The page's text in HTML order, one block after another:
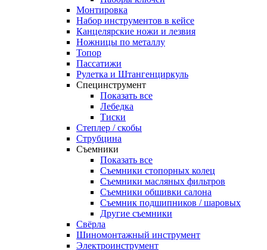
Монтировка
Набор инструментов в кейсе
Канцелярские ножи и лезвия
Ножницы по металлу
Топор
Пассатижи
Рулетка и Штангенциркуль
Специнструмент
Показать все
Лебедка
Тиски
Степлер / скобы
Струбцина
Съемники
Показать все
Съемники стопорных колец
Съемники масляных фильтров
Съемники обшивки салона
Съемник подшипников / шаровых
Другие съемники
Свёрла
Шиномонтажный инструмент
Электроинструмент